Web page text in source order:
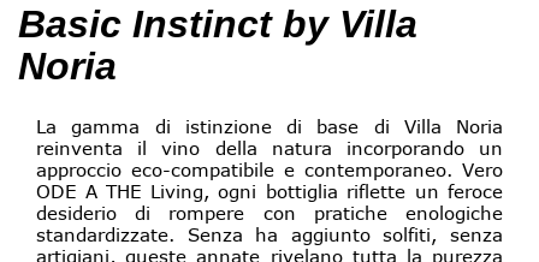
Basic Instinct by Villa
Noria
La gamma di istinzione di base di Villa Noria
reinventa il vino della natura incorporando un
approccio eco-compatibile e contemporaneo. Vero
ODE A THE Living, ogni bottiglia riflette un feroce
desiderio di rompere con pratiche enologiche
standardizzate. Senza ha aggiunto solfiti, senza
artigiani, queste annate rivelano tutta la purezza